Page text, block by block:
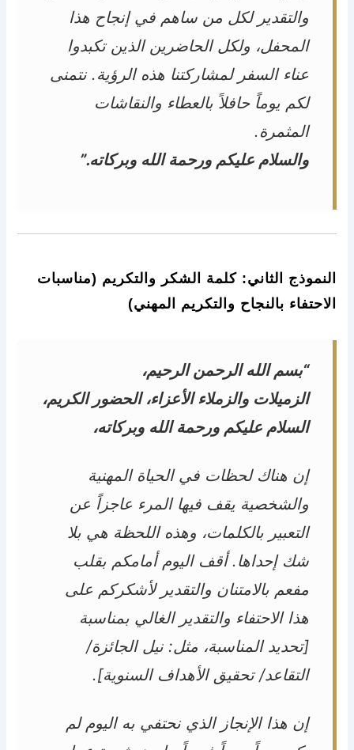
والتقدير لكل من ساهم في إنجاح هذا
المحفل، ولكل الحاضرين الذين تكبدوا
عناء السفر لمشاركتنا هذه الرؤية. نتمنى
لكم يوماً حافلاً بالعطاء والنقاشات
المثمرة.
والسلام عليكم ورحمة الله وبركاته.”
النموذج الثاني: كلمة الشكر والتكريم (مناسبات
الاحتفاء بالنجاح والتكريم المهني)
“بسم الله الرحمن الرحيم،
الزميلات والزملاء الأعزاء، الحضور الكريم،
السلام عليكم ورحمة الله وبركاته،
إن هناك لحظات في الحياة المهنية
والشخصية يقف فيها المرء عاجزاً عن
التعبير بالكلمات، وهذه اللحظة هي بلا
شك إحداها. أقف اليوم أمامكم بقلب
مفعم بالامتنان والتقدير لأشكركم على
هذا الاحتفاء والتقدير الغالي بمناسبة
[تحديد المناسبة، مثل: نيل الجائزة/
التقاعد/ تحقيق الأهداف السنوية].
إن هذا الإنجاز الذي نحتفي به اليوم لم